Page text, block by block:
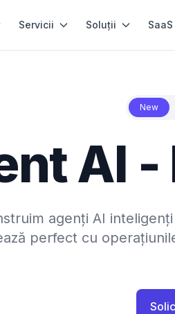
Servicii Soluții SaaS
New
AI
agenți AI
perfect cu